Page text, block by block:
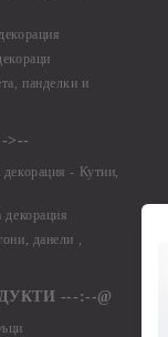
панделки и
>--
- Кутии,
данели ,
---:--@